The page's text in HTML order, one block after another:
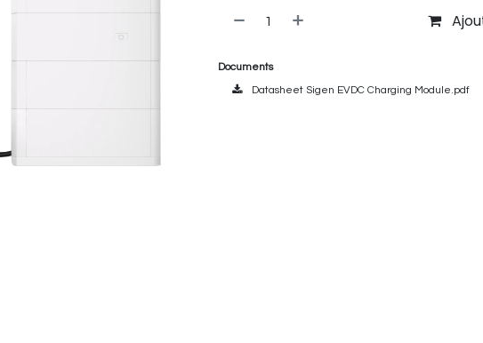
Documents
Datasheet Sigen EVDC Charging Module.pdf